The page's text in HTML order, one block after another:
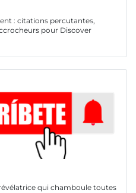
: citations percutantes,
pour Discover
qui chamboule toutes